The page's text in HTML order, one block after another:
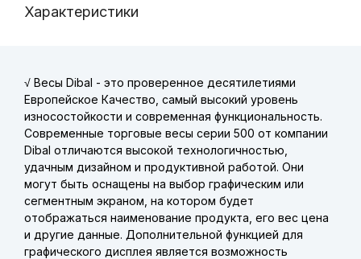
Характеристики
√ Весы Dibal - это проверенное десятилетиями
Европейское Качество, самый высокий уровень
износостойкости и современная функциональность.
Современные торговые весы серии 500 от компании
Dibal отличаются высокой технологичностью,
удачным дизайном и продуктивной работой. Они
могут быть оснащены на выбор графическим или
сегментным экраном, на котором будет
отображаться наименование продукта, его вес цена
и другие данные. Дополнительной функцией для
графического дисплея является возможность